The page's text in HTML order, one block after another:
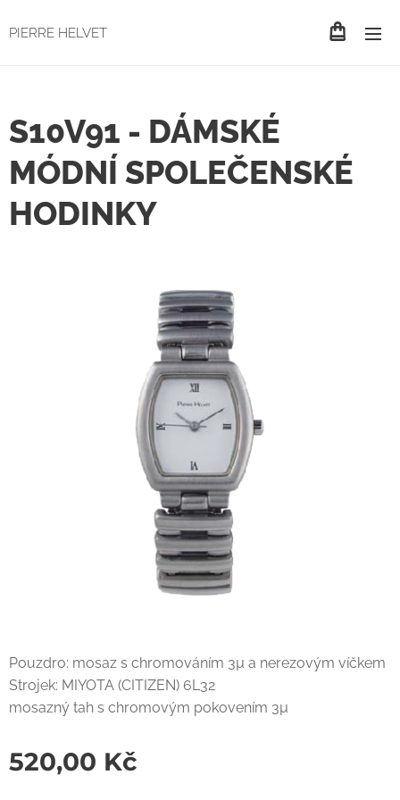
PIERRE HELVET
S10V91 - DÁMSKÉ
MÓDNÍ SPOLEČENSKÉ
HODINKY
Pouzdro: mosaz s chromováním 3µ a nerezovým víčkem
Strojek: MIYOTA (CITIZEN) 6L32
mosazný tah s chromovým pokovením 3µ
520,00 Kč